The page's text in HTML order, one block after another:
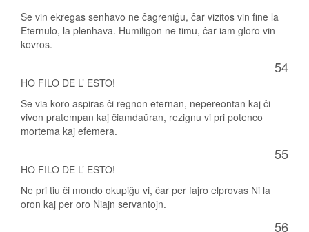
Se vin ekregas senhavo ne ĉagreniĝu, ĉar vizitos vin fine la
Eternulo, la plenhava. Humiligon ne timu, ĉar iam gloro vin
kovros.
54
HO FILO DE L’ ESTO!
Se via koro aspiras ĉi regnon eternan, nepereontan kaj ĉi
vivon pratempan kaj ĉiamdaŭran, rezignu vi pri potenco
mortema kaj efemera.
55
HO FILO DE L’ ESTO!
Ne pri tiu ĉi mondo okupiĝu vi, ĉar per fajro elprovas Ni la
oron kaj per oro Niajn servantojn.
56